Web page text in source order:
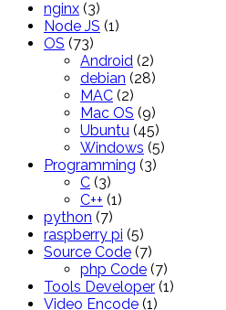
nginx (3)
Node JS (1)
OS (73)
Android (2)
debian (28)
MAC (2)
Mac OS (9)
Ubuntu (45)
Windows (5)
Programming (3)
C (3)
C++ (1)
python (7)
raspberry pi (5)
Source Code (7)
php Code (7)
Tools Developer (1)
Video Encode (1)